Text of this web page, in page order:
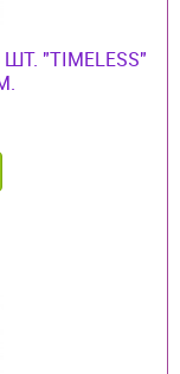
"TIMELESS"